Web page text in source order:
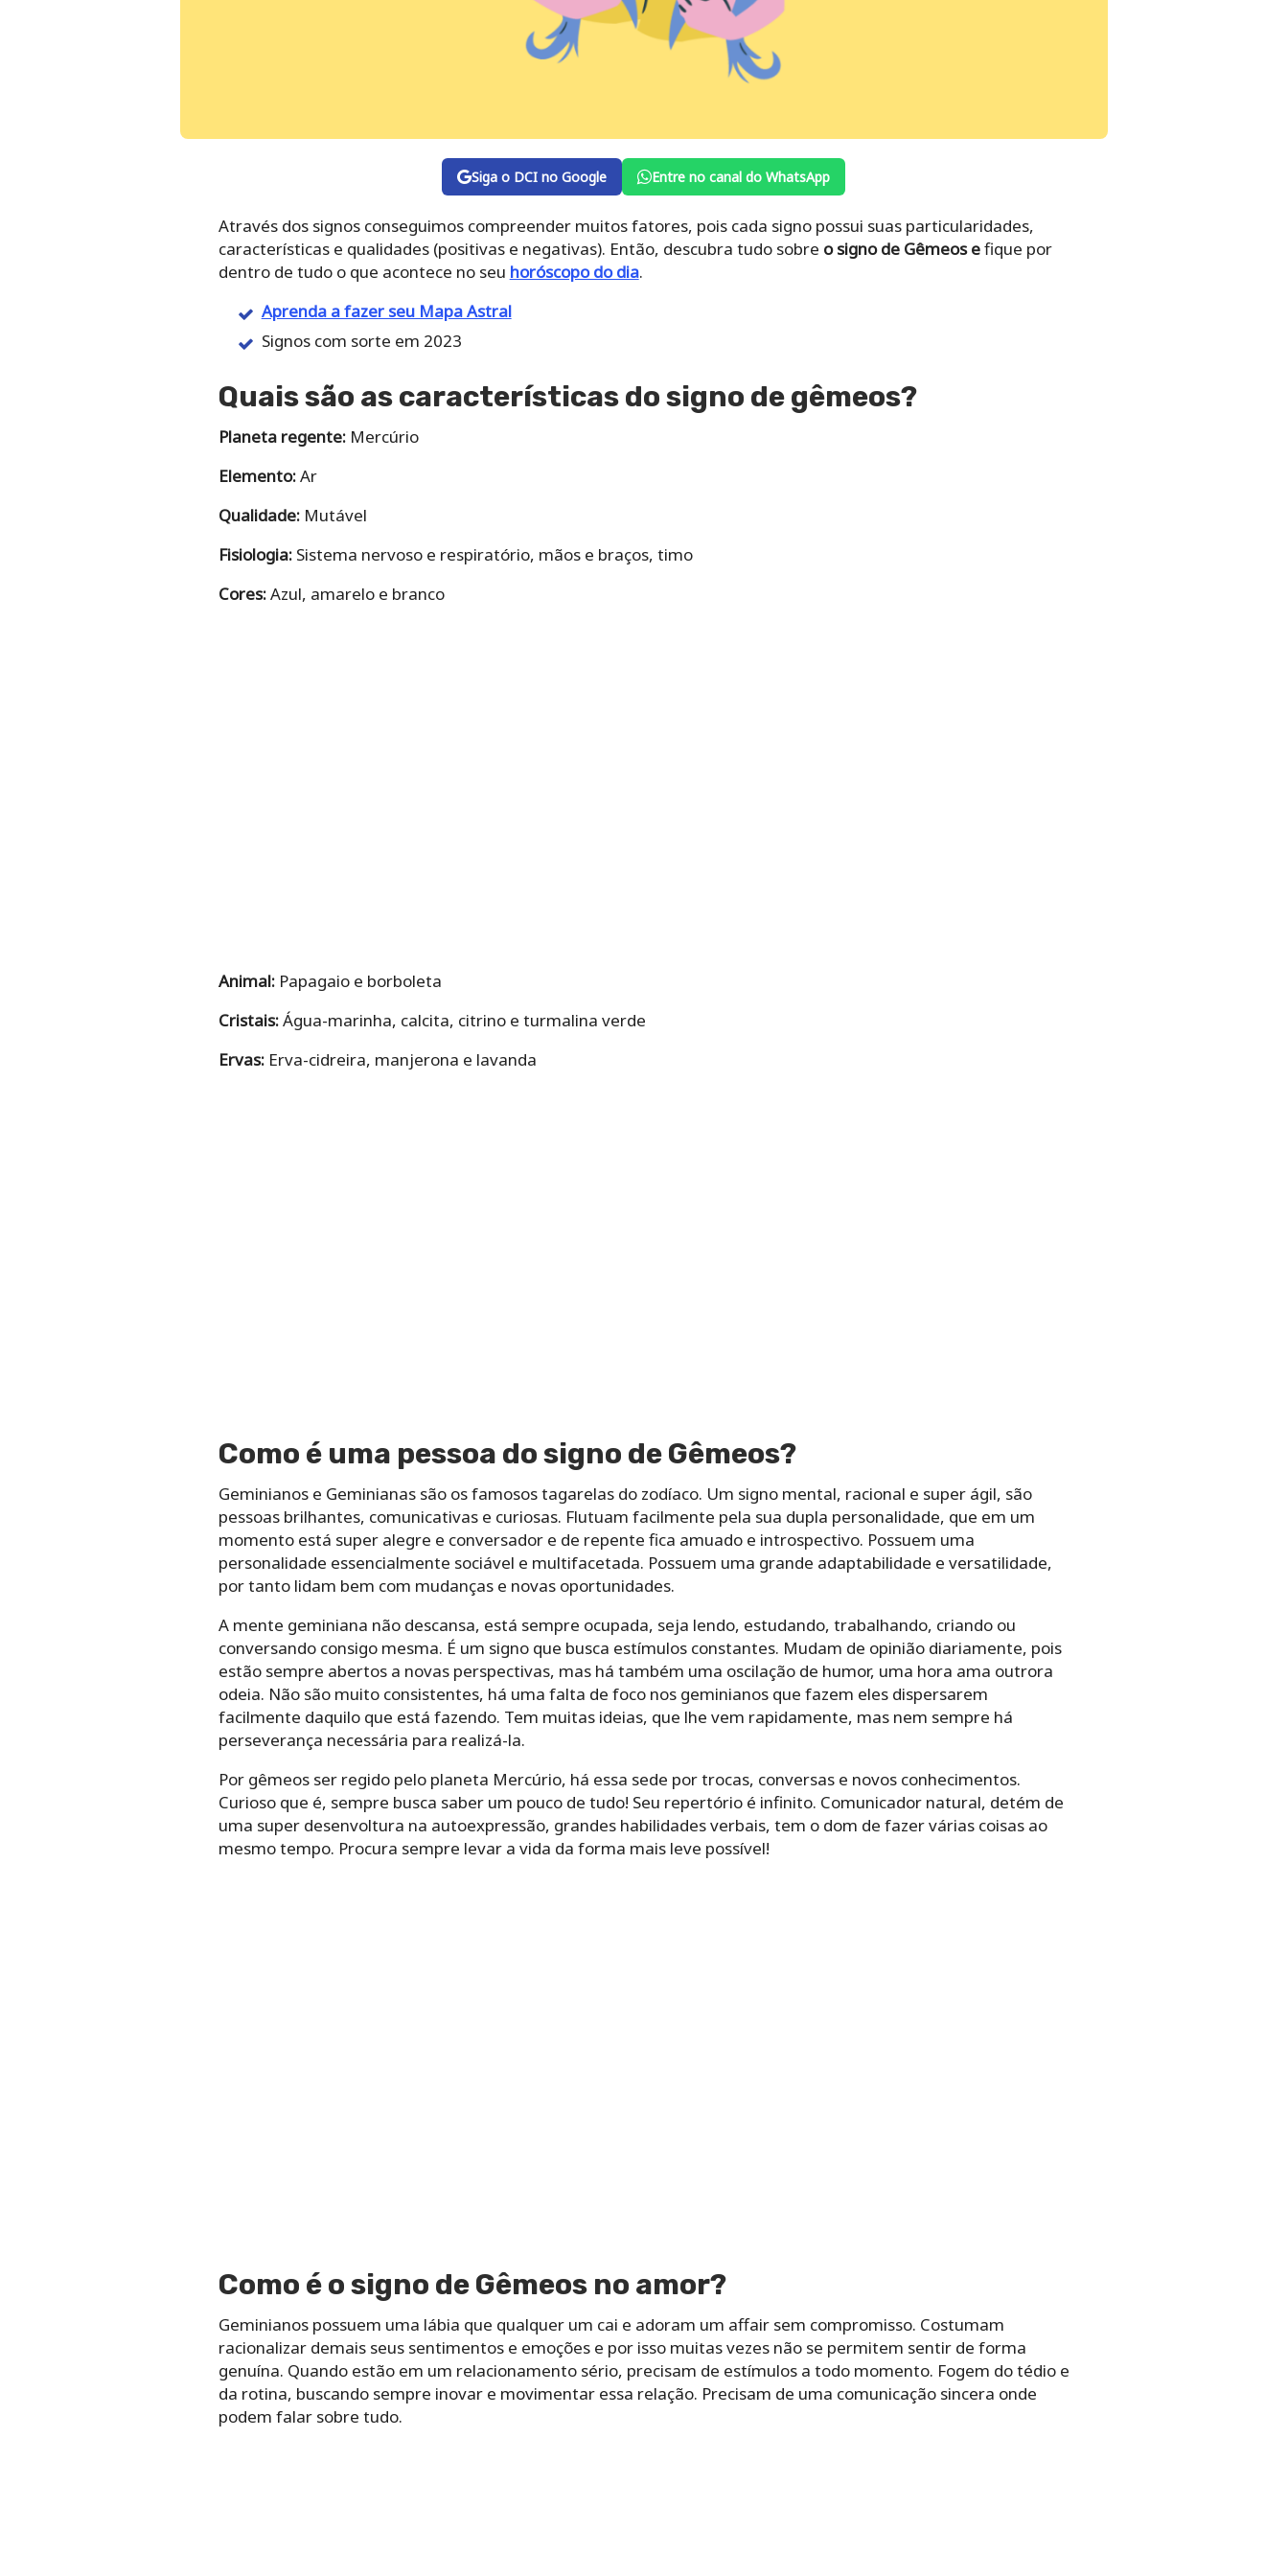
Siga o DCI no Google Entre no canal do WhatsApp
Através dos signos conseguimos compreender muitos fatores, pois cada signo possui suas particularidades,
características e qualidades (positivas e negativas). Então, descubra tudo sobre o signo de Gêmeos efique por
dentro de tudo o que acontece no seu horóscopo do dia.
Aprenda a fazer seu Mapa Astral
Signos com sorte em 2023
Quais são as características do signo de gêmeos?
Planeta regente:Mercúrio
Elemento:Ar
Qualidade:Mutável
Fisiologia:Sistema nervoso e respiratório, mãos e braços, timo
Cores:Azul, amarelo e branco
Animal:Papagaio e borboleta
Cristais:Água-marinha, calcita, citrino e turmalina verde
Ervas:Erva-cidreira, manjerona e lavanda
Como é uma pessoa do signo de Gêmeos?
Geminianos e Geminianas são os famosos tagarelas do zodíaco. Um signo mental, racional e super ágil, são
pessoas brilhantes, comunicativas e curiosas. Flutuam facilmente pela sua dupla personalidade, que em um
momento está super alegre e conversador e de repente fica amuado e introspectivo. Possuem uma
personalidade essencialmente sociável e multifacetada. Possuem uma grande adaptabilidade e versatilidade,
por tanto lidam bem com mudanças e novas oportunidades.
A mente geminiana não descansa, está sempre ocupada, seja lendo, estudando, trabalhando, criando ou
conversando consigo mesma. É um signo que busca estímulos constantes. Mudam de opinião diariamente, pois
estão sempre abertos a novas perspectivas, mas há também uma oscilação de humor, uma hora ama outrora
odeia. Não são muito consistentes, há uma falta de foco nos geminianos que fazem eles dispersarem
facilmente daquilo que está fazendo. Tem muitas ideias, que lhe vem rapidamente, mas nem sempre há
perseverança necessária para realizá-la.
Por gêmeos ser regido pelo planeta Mercúrio, há essa sede por trocas, conversas e novos conhecimentos.
Curioso que é, sempre busca saber um pouco de tudo! Seu repertório é infinito. Comunicador natural, detém de
uma super desenvoltura na autoexpressão, grandes habilidades verbais, tem o dom de fazer várias coisas ao
mesmo tempo. Procura sempre levar a vida da forma mais leve possível!
Como é o signo de Gêmeos no amor?
Geminianos possuem uma lábia que qualquer um cai e adoram um affair sem compromisso. Costumam
racionalizar demais seus sentimentos e emoções e por isso muitas vezes não se permitem sentir de forma
genuína. Quando estão em um relacionamento sério, precisam de estímulos a todo momento. Fogem do tédio e
da rotina, buscando sempre inovar e movimentar essa relação. Precisam de uma comunicação sincera onde
podem falar sobre tudo.